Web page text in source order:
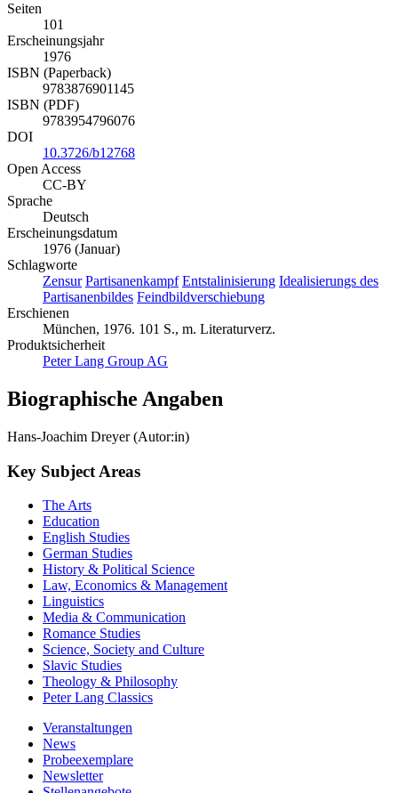
Seiten
101
Erscheinungsjahr
1976
ISBN (Paperback)
9783876901145
ISBN (PDF)
9783954796076
DOI
10.3726/b12768
Open Access
CC-BY
Sprache
Deutsch
Erscheinungsdatum
1976 (Januar)
Schlagworte
Zensur Partisanenkampf Entstalinisierung Idealisierungs des
Partisanenbildes Feindbildverschiebung
Erschienen
München, 1976. 101 S., m. Literaturverz.
Produktsicherheit
Peter Lang Group AG
Biographische Angaben
Hans-Joachim Dreyer (Autor:in)
Key Subject Areas
The Arts
Education
English Studies
German Studies
History & Political Science
Law, Economics & Management
Linguistics
Media & Communication
Romance Studies
Science, Society and Culture
Slavic Studies
Theology & Philosophy
Peter Lang Classics
Veranstaltungen
News
Probeexemplare
Newsletter